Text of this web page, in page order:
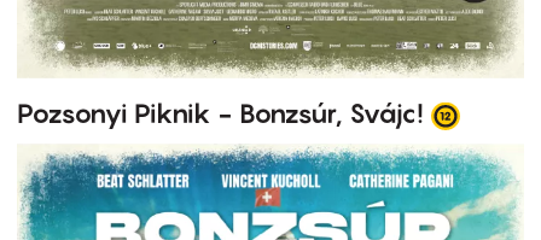
Pozsonyi Piknik - Bonzsúr, Svájc!